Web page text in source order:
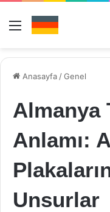
Menü
Anasayfa /Genel
Almanya
Anlamı:
Unsurlar